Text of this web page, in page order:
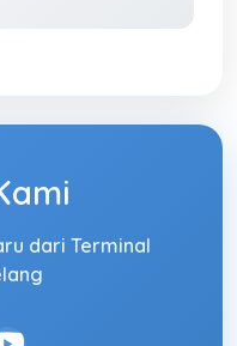
dari Terminal